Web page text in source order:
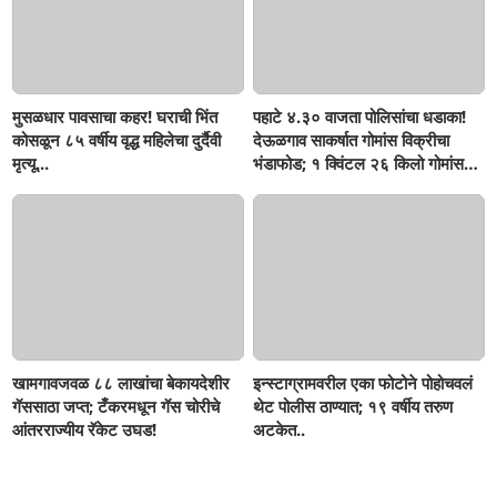
मुसळधार पावसाचा कहर! घराची भिंत
कोसळून ८५ वर्षीय वृद्ध महिलेचा दुर्दैवी
मृत्यू...
पहाटे ४.३० वाजता पोलिसांचा धडाका!
देऊळगाव साकर्षात गोमांस विक्रीचा
भंडाफोड; १ क्विंटल २६ किलो गोमांस
खामगावजवळ ८८ लाखांचा बेकायदेशीर
गॅससाठा जप्त; टँकरमधून गॅस चोरीचे
आंतरराज्यीय रॅकेट उघड!
इन्स्टाग्रामवरील एका फोटोने पोहोचवलं
थेट पोलीस ठाण्यात; १९ वर्षीय तरुण
अटकेत..